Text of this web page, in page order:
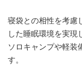
寝袋との相性を考慮
した睡眠環境を実現
ソロキャンプや軽装
す。